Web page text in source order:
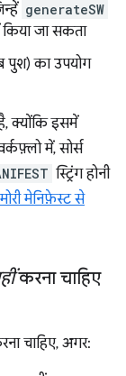
generateSW
जा सकता
पुश) का उपयोग
क्योंकि इसमें
में, सोर्स
स्ट्रिंग होनी
मेनिफ़ेस्ट से
करना चाहिए
चाहिए, अगर: